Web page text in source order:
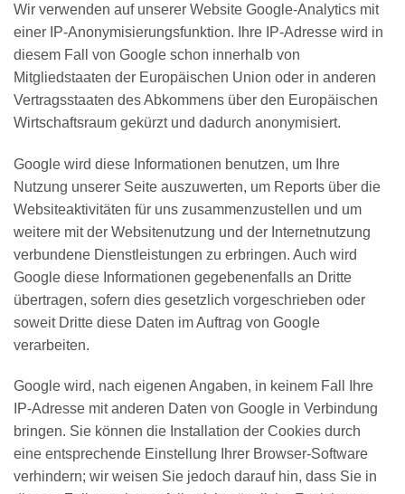
Wir verwenden auf unserer Website Google-Analytics mit
einer IP-Anonymisierungsfunktion. Ihre IP-Adresse wird in
diesem Fall von Google schon innerhalb von
Mitgliedstaaten der Europäischen Union oder in anderen
Vertragsstaaten des Abkommens über den Europäischen
Wirtschaftsraum gekürzt und dadurch anonymisiert.
Google wird diese Informationen benutzen, um Ihre
Nutzung unserer Seite auszuwerten, um Reports über die
Websiteaktivitäten für uns zusammenzustellen und um
weitere mit der Websitenutzung und der Internetnutzung
verbundene Dienstleistungen zu erbringen. Auch wird
Google diese Informationen gegebenenfalls an Dritte
übertragen, sofern dies gesetzlich vorgeschrieben oder
soweit Dritte diese Daten im Auftrag von Google
verarbeiten.
Google wird, nach eigenen Angaben, in keinem Fall Ihre
IP-Adresse mit anderen Daten von Google in Verbindung
bringen. Sie können die Installation der Cookies durch
eine entsprechende Einstellung Ihrer Browser-Software
verhindern; wir weisen Sie jedoch darauf hin, dass Sie in